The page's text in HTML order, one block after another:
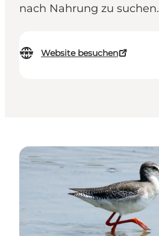
nach Nahrung zu suchen.
Website besuchen